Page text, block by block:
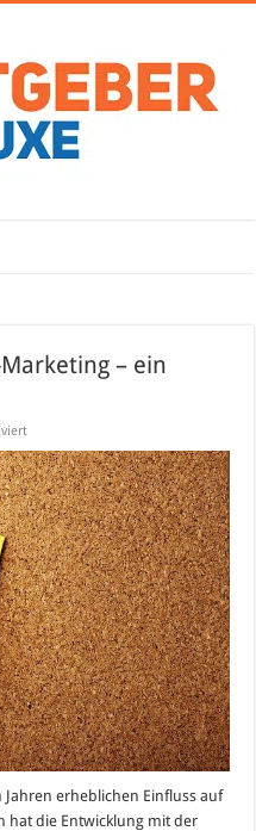
– ein
für
Media
im
Online-
Marketing
–
ein
Überblick
erheblichen Einfluss auf
hat die Entwicklung mit der